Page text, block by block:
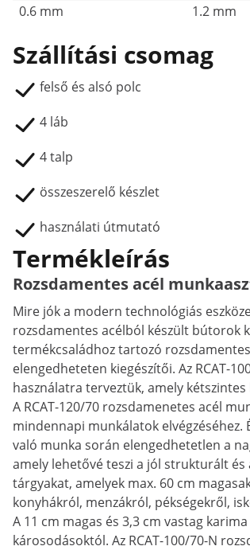
0.6 mm
1.2 mm
Szállítási csomag
felső és alsó polc
4 láb
4 talp
összeszerelő készlet
használati útmutató
Termékleírás
Rozsdamentes acél
Mire jók a modern technológiás
rozsdamentes acélból készült bútorok
termékcsaládhoz tartozó
elengedheteten kiegészítői. Az RCAT-
használatra terveztük, amely
A RCAT-120/70 rozsdamenetes acél
mindennapi munkálatok elvégzéséhez.
való munka során elengedhetetlen a
amely lehetővé teszi a jól strukturált
tárgyakat, amelyek max. 60 cm
konyhákról, menzákról, pékségekről,
A 11 cm magas és 3,3 cm vastag
károsodásoktól. Az RCAT-100/70-N